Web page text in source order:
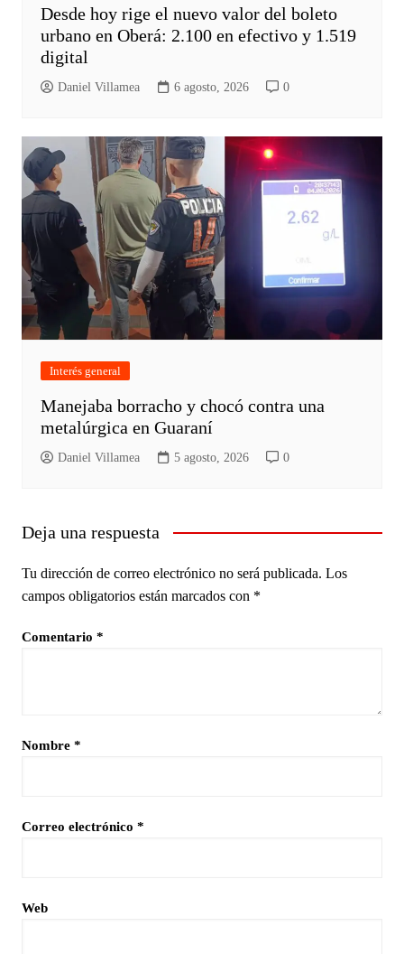
Desde hoy rige el nuevo valor del boleto
urbano en Oberá: 2.100 en efectivo y 1.519
digital
Daniel Villamea 6 agosto, 2026 0
Interés general
Manejaba borracho y chocó contra una
metalúrgica en Guaraní
Daniel Villamea 5 agosto, 2026 0
Deja una respuesta
Tu dirección de correo electrónico no será publicada. Los
campos obligatorios están marcados con *
Comentario *
Nombre *
Correo electrónico *
Web